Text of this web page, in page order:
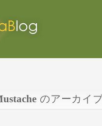
のアーカイ